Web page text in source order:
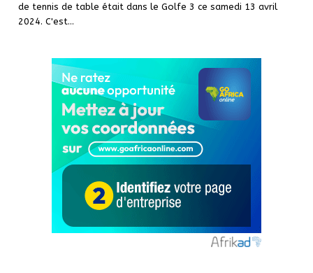
de tennis de table était dans le Golfe 3 ce samedi 13 avril
2024. C'est…